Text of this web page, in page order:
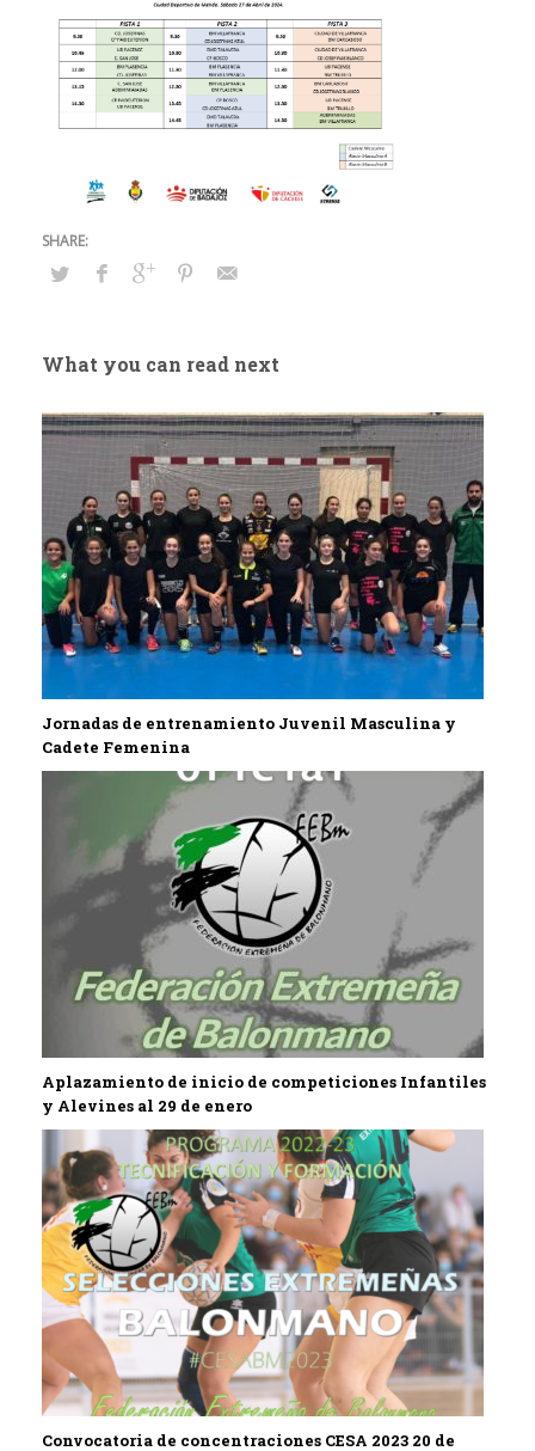
What you can read next
Jornadas de entrenamiento Juvenil Masculina y
Cadete Femenina
Aplazamiento de inicio de competiciones Infantiles
y Alevines al 29 de enero
Convocatoria de concentraciones CESA 2023 20 de